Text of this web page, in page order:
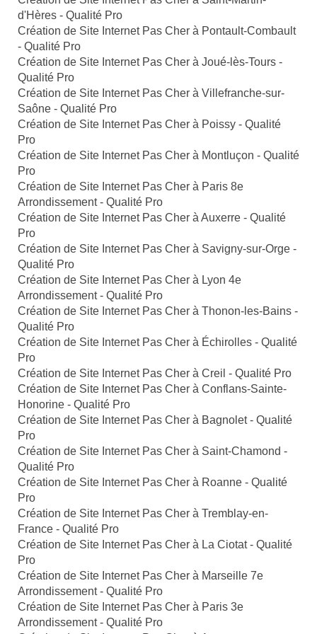
d'Hères - Qualité Pro
Création de Site Internet Pas Cher à Pontault-Combault
- Qualité Pro
Création de Site Internet Pas Cher à Joué-lès-Tours -
Qualité Pro
Création de Site Internet Pas Cher à Villefranche-sur-
Saône - Qualité Pro
Création de Site Internet Pas Cher à Poissy - Qualité
Pro
Création de Site Internet Pas Cher à Montluçon - Qualité
Pro
Création de Site Internet Pas Cher à Paris 8e
Arrondissement - Qualité Pro
Création de Site Internet Pas Cher à Auxerre - Qualité
Pro
Création de Site Internet Pas Cher à Savigny-sur-Orge -
Qualité Pro
Création de Site Internet Pas Cher à Lyon 4e
Arrondissement - Qualité Pro
Création de Site Internet Pas Cher à Thonon-les-Bains -
Qualité Pro
Création de Site Internet Pas Cher à Échirolles - Qualité
Pro
Création de Site Internet Pas Cher à Creil - Qualité Pro
Création de Site Internet Pas Cher à Conflans-Sainte-
Honorine - Qualité Pro
Création de Site Internet Pas Cher à Bagnolet - Qualité
Pro
Création de Site Internet Pas Cher à Saint-Chamond -
Qualité Pro
Création de Site Internet Pas Cher à Roanne - Qualité
Pro
Création de Site Internet Pas Cher à Tremblay-en-
France - Qualité Pro
Création de Site Internet Pas Cher à La Ciotat - Qualité
Pro
Création de Site Internet Pas Cher à Marseille 7e
Arrondissement - Qualité Pro
Création de Site Internet Pas Cher à Paris 3e
Arrondissement - Qualité Pro